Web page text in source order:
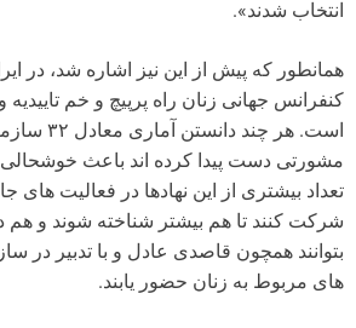
انتخاب شدند».
همانطور که پیش از این نیز اشاره شد، در
کنفرانس جهانی زنان راه پرپیچ و خم
است. هر چند
مشورتی دست پیدا کرده اند باعث
تعداد بیشتری از این نهادها در فعالیت های
شرکت کنند تا هم بیشتر شناخته شوند و هم
بتوانند همچون قاصدی عادل و با تدبیر در
های مربوط به زنان حضور یابند.